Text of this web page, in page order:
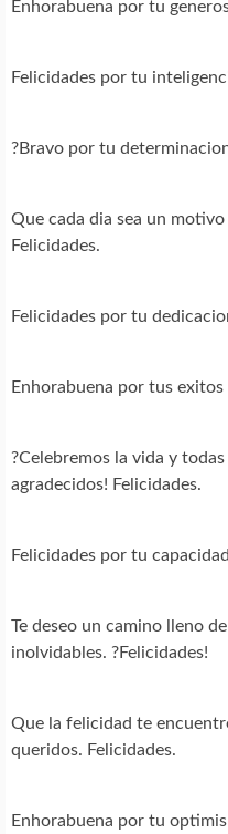
Enhorabuena por tu
Felicidades por tu
?Bravo por tu
Que cada dia sea un
Felicidades.
Felicidades por tu
Enhorabuena por tus
?Celebremos la vida y
agradecidos! Felicidades.
Felicidades por tu
Te deseo un camino lleno
inolvidables. ?Felicidades!
Que la felicidad te
queridos. Felicidades.
Enhorabuena por tu